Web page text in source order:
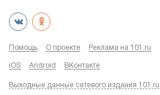
Помощь О проекте Реклама на 101.ru
iOS Android ВКонтакте
Выходные данные сетевого издания 101.ru